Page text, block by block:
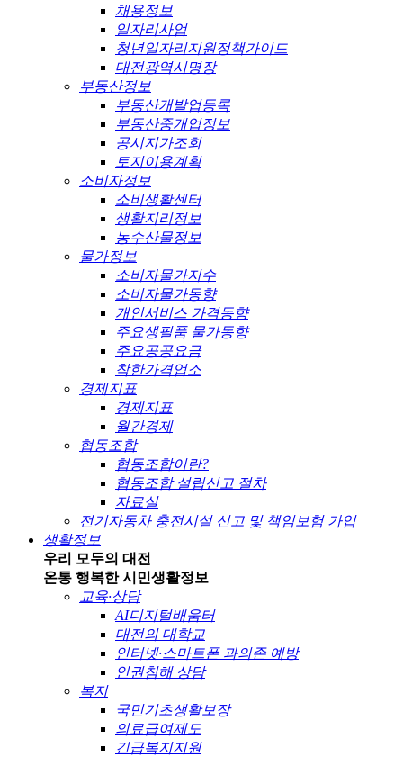
채용정보
일자리사업
청년일자리지원정책가이드
대전광역시명장
부동산정보
부동산개발업등록
부동산중개업정보
공시지가조회
토지이용계획
소비자정보
소비생활센터
생활지리정보
농수산물정보
물가정보
소비자물가지수
소비자물가동향
개인서비스 가격동향
주요생필품 물가동향
주요공공요금
착한가격업소
경제지표
경제지표
월간경제
협동조합
협동조합이란?
협동조합 설립신고 절차
자료실
전기자동차 충전시설 신고 및 책임보험 가입
생활정보
우리 모두의 대전
온통 행복한 시민생활정보
교육·상담
AI디지털배움터
대전의 대학교
인터넷·스마트폰 과의존 예방
인권침해 상담
복지
국민기초생활보장
의료급여제도
긴급복지지원